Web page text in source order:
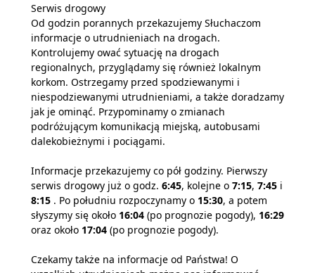
Serwis drogowy
Od godzin porannych przekazujemy Słuchaczom
informacje o utrudnieniach na drogach.
Kontrolujemy ować sytuację na drogach
regionalnych, przyglądamy się również lokalnym
korkom. Ostrzegamy przed spodziewanymi i
niespodziewanymi utrudnieniami, a także doradzamy
jak je ominąć. Przypominamy o zmianach
podróżującym komunikacją miejską, autobusami
dalekobieżnymi i pociągami.
Informacje przekazujemy co pół godziny. Pierwszy
serwis drogowy już o godz. 6:45, kolejne o 7:15, 7:45 i
8:15 . Po południu rozpoczynamy o 15:30, a potem
słyszymy się około 16:04 (po prognozie pogody), 16:29
oraz około 17:04 (po prognozie pogody).
Czekamy także na informacje od Państwa! O